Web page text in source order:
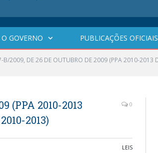
O GOVERNO PUBLICAÇÕES OFICIAIS
B/2009, DE 26 DE OUTUBRO DE 2009 (PPA 2010-
(PPA 2010-2013
2013)
0
LEIS